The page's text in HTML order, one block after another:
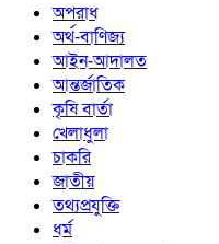
অপরাধ
অর্থ-বাণিজ্য
আইন-আদালত
আন্তর্জাতিক
কৃষি বার্তা
খেলাধুলা
চাকরি
জাতীয়
তথ্যপ্রযুক্তি
ধর্ম